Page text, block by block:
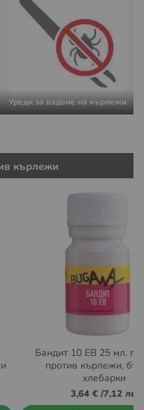
Уреди за вадене на кърлежи
кърлежи
Бандит 10 ЕВ 25 мл.
против кърлежи,
хлебарки
3,64 €/7,12 лв.